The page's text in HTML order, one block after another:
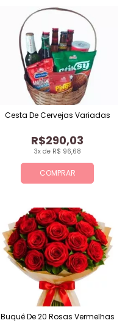
COMPRAR
3x de R$ 96,68
R$290,03
Cesta De Cervejas Variadas
Buquê De 20 Rosas Vermelhas